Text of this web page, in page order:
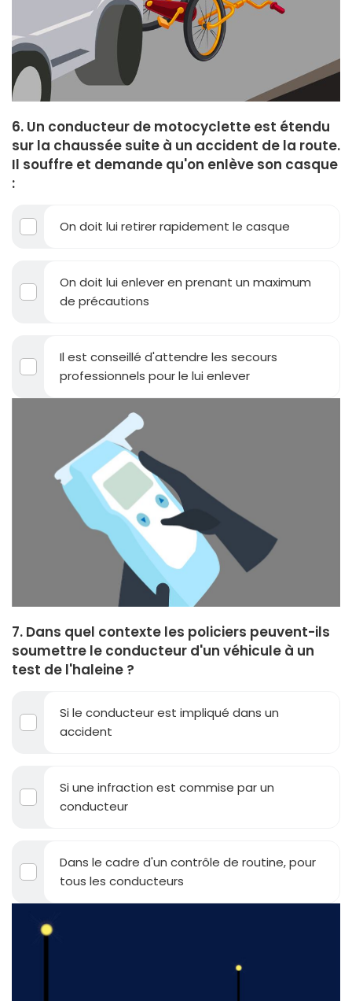
6. Un conducteur de motocyclette est étendu
sur la chaussée suite à un accident de la route.
Il souffre et demande qu'on enlève son casque
:
On doit lui retirer rapidement le casque
On doit lui enlever en prenant un maximum
de précautions
Il est conseillé d'attendre les secours
professionnels pour le lui enlever
7. Dans quel contexte les policiers peuvent-ils
soumettre le conducteur d'un véhicule à un
test de l'haleine ?
Si le conducteur est impliqué dans un
accident
Si une infraction est commise par un
conducteur
Dans le cadre d'un contrôle de routine, pour
tous les conducteurs